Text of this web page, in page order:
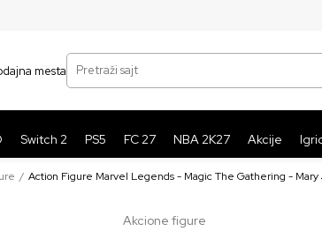
mesta
Pretraži sajt
Switch 2 PS5 FC 27 NBA 2K27 Akcije
Action Figure Marvel Legends - Magic The Gathering - Mary
Akcione figure